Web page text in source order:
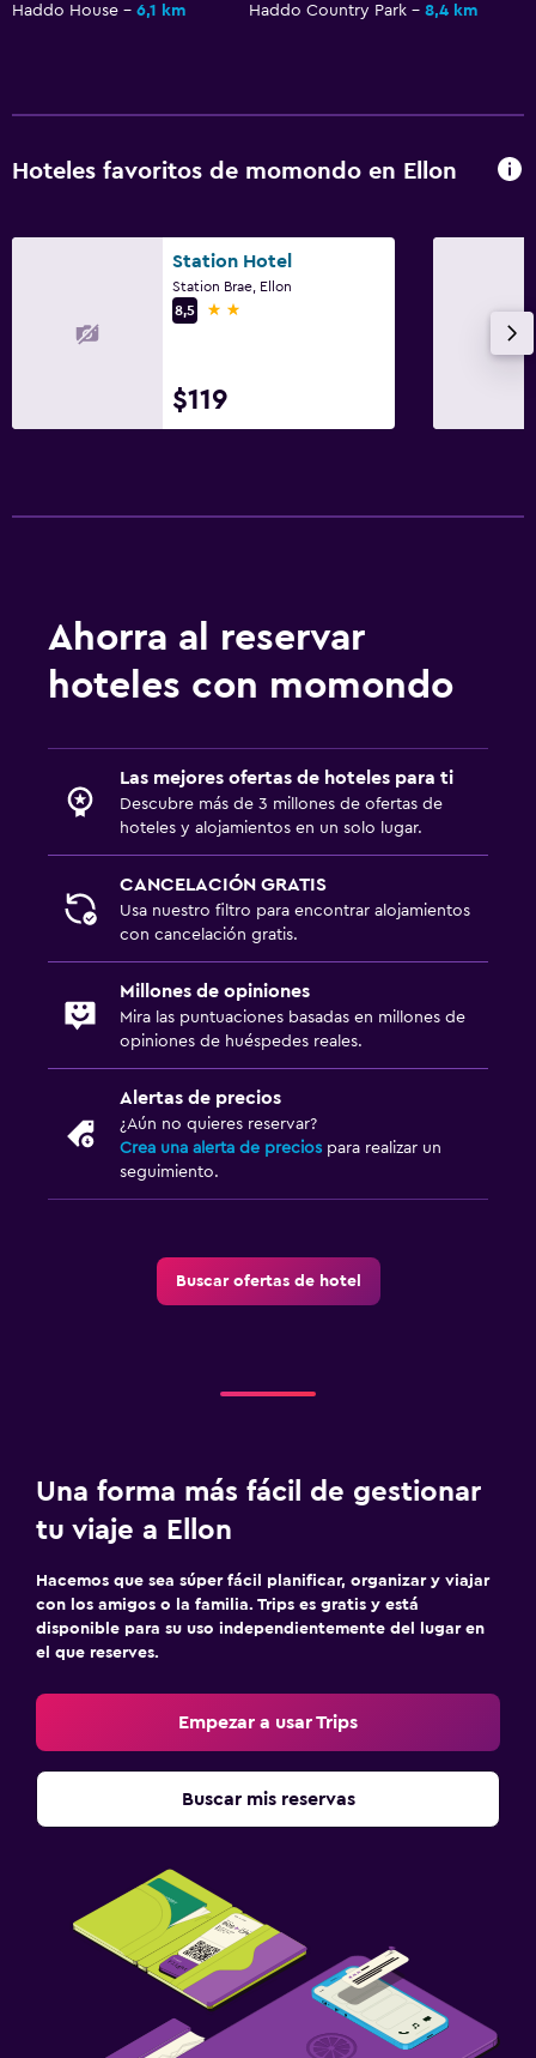
Haddo House
6,1 km Haddo Country Park 8,4 km
Hoteles favoritos de momondo en Ellon
Station Hotel
Station Brae, Ellon
8,5
2 estrellas
$119
Ahorra al reservar
hoteles con momondo
Las mejores ofertas de hoteles para ti
Descubre más de 3 millones de ofertas de
hoteles y alojamientos en un solo lugar.
CANCELACIÓN GRATIS
Usa nuestro filtro para encontrar alojamientos
con cancelación gratis.
Millones de opiniones
Mira las puntuaciones basadas en millones de
opiniones de huéspedes reales.
Alertas de precios
¿Aún no quieres reservar?
Crea una alerta de precios para realizar un
seguimiento.
Buscar ofertas de hotel
Una forma más fácil de gestionar
tu viaje a Ellon
Hacemos que sea súper fácil planificar, organizar y viajar
con los amigos o la familia. Trips es gratis y está
disponible para su uso independientemente del lugar en
el que reserves.
Empezar a usar Trips
Buscar mis reservas